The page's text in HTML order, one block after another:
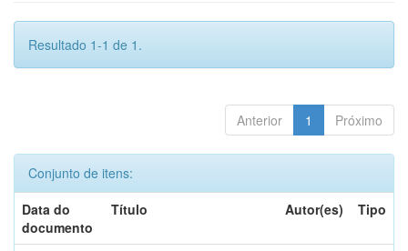
Resultado 1-1 de 1.
Anterior 1 Próximo
Conjunto de itens:
Data do
documento
Título Autor(es) Tipo